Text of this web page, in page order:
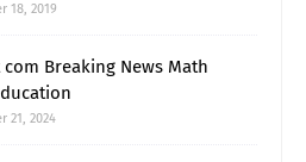
18, 2019
Breaking News Math
21, 2024